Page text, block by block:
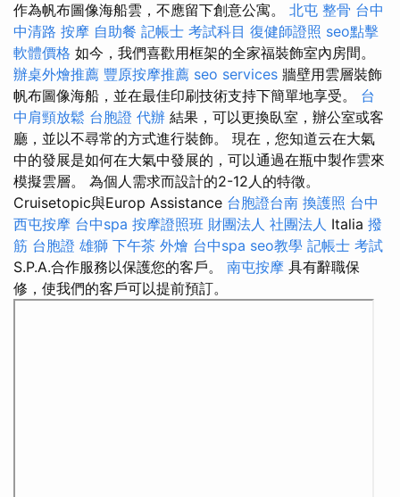
作為帆布圖像海船雲，不應留下創意公寓。 北屯 整骨 台中
中清路 按摩 自助餐 記帳士 考試科目 復健師證照 seo點擊
軟體價格 如今，我們喜歡用框架的全家福裝飾室內房間。
辦桌外燴推薦 豐原按摩推薦 seo services 牆壁用雲層裝飾
帆布圖像海船，並在最佳印刷技術支持下簡單地享受。 台
中肩頸放鬆 台胞證 代辦 結果，可以更換臥室，辦公室或客
廳，並以不尋常的方式進行裝飾。 現在，您知道云在大氣
中的發展是如何在大氣中發展的，可以通過在瓶中製作雲來
模擬雲層。 為個人需求而設計的2-12人的特徵。
Cruisetopic與Europ Assistance 台胞證台南 換護照 台中
西屯按摩 台中spa 按摩證照班 財團法人 社團法人 Italia 撥
筋 台胞證 雄獅 下午茶 外燴 台中spa seo教學 記帳士 考試
S.P.A.合作服務以保護您的客戶。 南屯按摩 具有辭職保
修，使我們的客戶可以提前預訂。